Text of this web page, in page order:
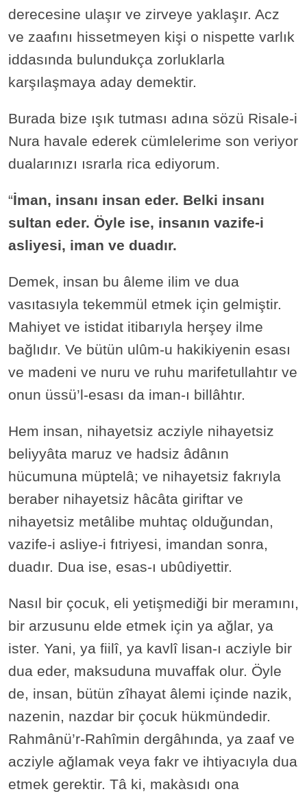
derecesine ulaşır ve zirveye yaklaşır. Acz
ve zaafını hissetmeyen kişi o nispette varlık
iddasında bulundukça zorluklarla
karşılaşmaya aday demektir.
Burada bize ışık tutması adına sözü Risale-i
Nura havale ederek cümlelerime son veriyor
dualarınızı ısrarla rica ediyorum.
“İman, insanı insan eder. Belki insanı
sultan eder. Öyle ise, insanın vazife-i
asliyesi, iman ve duadır.
Demek, insan bu âleme ilim ve dua
vasıtasıyla tekemmül etmek için gelmiştir.
Mahiyet ve istidat itibarıyla herşey ilme
bağlıdır. Ve bütün ulûm-u hakikiyenin esası
ve madeni ve nuru ve ruhu marifetullahtır ve
onun üssü’l-esası da iman-ı billâhtır.
Hem insan, nihayetsiz acziyle nihayetsiz
beliyyâta maruz ve hadsiz âdânın
hücumuna müptelâ; ve nihayetsiz fakrıyla
beraber nihayetsiz hâcâta giriftar ve
nihayetsiz metâlibe muhtaç olduğundan,
vazife-i asliye-i fıtriyesi, imandan sonra,
duadır. Dua ise, esas-ı ubûdiyettir.
Nasıl bir çocuk, eli yetişmediği bir meramını,
bir arzusunu elde etmek için ya ağlar, ya
ister. Yani, ya fiilî, ya kavlî lisan-ı acziyle bir
dua eder, maksuduna muvaffak olur. Öyle
de, insan, bütün zîhayat âlemi içinde nazik,
nazenin, nazdar bir çocuk hükmündedir.
Rahmânü’r-Rahîmin dergâhında, ya zaaf ve
acziyle ağlamak veya fakr ve ihtiyacıyla dua
etmek gerektir. Tâ ki, makàsıdı ona